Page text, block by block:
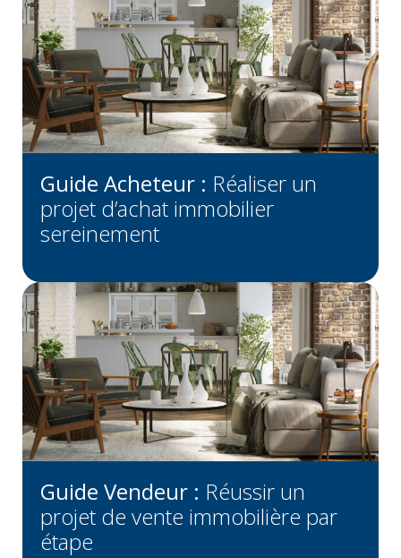
Guide Acheteur : Réaliser un
projet d’achat immobilier
sereinement
Guide Vendeur : Réussir un
projet de vente immobilière par
étape